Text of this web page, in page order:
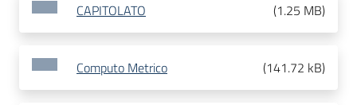
CAPITOLATO (1.25 MB)
Computo Metrico (141.72 kB)